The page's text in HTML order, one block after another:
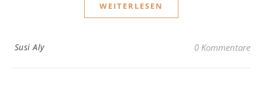
WEITERLESEN
Susi Aly 0 Kommentare